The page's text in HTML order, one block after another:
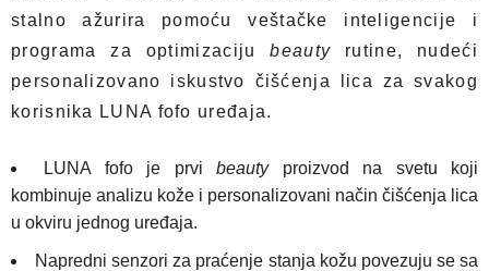
stalno ažurira pomoću veštačke inteligencije i
programa za optimizacijubeauty rutine, nudeći
personalizovano iskustvo čišćenja lica za svakog
korisnika LUNA fofo uređaja.
LUNA fofo je prvibeautyproizvod na svetu koji
kombinuje analizu kože i personalizovani način čišćenja lica
u okviru jednog uređaja.
Napredni senzori za praćenje stanja kožu povezuju se sa